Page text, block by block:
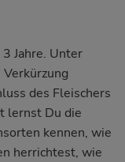
Jahre. Unter
des Fleischers
lernst Du die
kennen, wie
herrichtest, wie